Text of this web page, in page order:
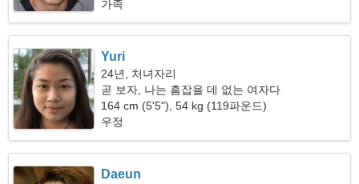
가족
Yuri
24년, 처녀자리
곧 보자, 나는 흠잡을 데 없는 여자다
164 cm (5'5"), 54 kg (119파운드)
우정
Daeun